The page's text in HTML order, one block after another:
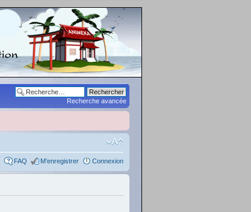
Recherche avancée
FAQ M’enregistrer Connexion